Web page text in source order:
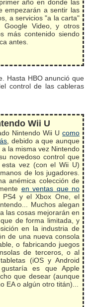
año en donde las
empezarán a sentir las
a servicios "a la carta"
Google Video, y otros
más contenido siendo
antes.
Hasta HBO anunció que
control de las cableras
Wii U
Nintendo Wii U como
, debido a que aunque
la misma vez Nintendo
novedoso control que
vez (con el Wii U)
de los jugadores.
anémica colección de
en ventas que no
PS4 y el Xbox One, el
Muchos alegan
las cosas mejorarán en
de forma limitada, y
en la industria de
de una nueva consola
o fabricando juegos
de terceros, o al
(iOS y Android
es que Apple
que desear (aunque
EA o algún otro titán)...